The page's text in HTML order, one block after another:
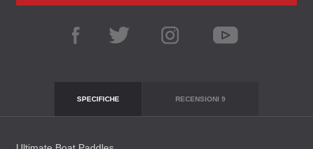
SPECIFICHE RECENSIONI 9